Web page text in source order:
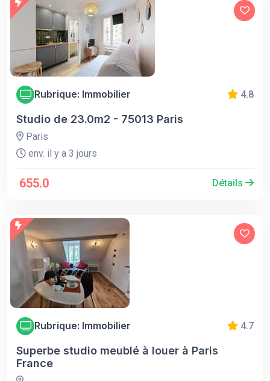
Rubrique: Immobilier 4.8
Studio de 23.0m2 - 75013 Paris
Paris
env. il y a 3 jours
655.0 Détails
Rubrique: Immobilier 4.7
Superbe studio meublé à louer à Paris
France